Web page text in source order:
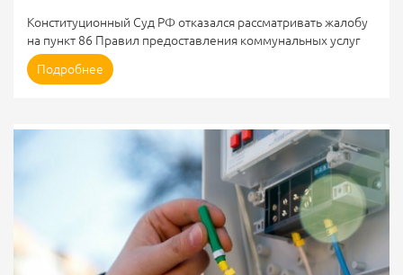
Конституционный Суд РФ отказался рассматривать жалобу
на пункт 86 Правил предоставления коммунальных услуг
№ 354 (определение № 3121-О)
До этого собственники не смогли через суд обязать
коммунальные услуги в связи с отсутствием одного из
истцов в квартире определенное время.
Тогда суды не нашли оснований для перерасчета, указав на:
- недоказанность невозможности установить счетчики;
Подробнее